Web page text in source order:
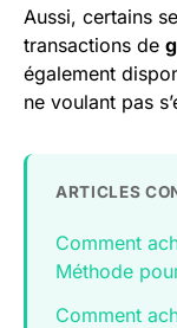
Aussi, certains
transactions de
également
ne voulant pas
ARTICLES
Comment
Méthode
Comment